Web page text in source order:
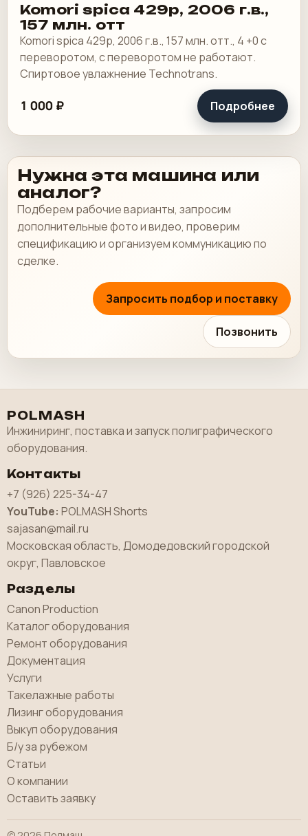
Komori spica 429p, 2006 г.в.,
157 млн. отт
Komori spica 429p, 2006 г.в., 157 млн. отт., 4 +0 с
переворотом, с переворотом не работают.
Спиртовое увлажнение Technotrans.
1 000 ₽ Подробнее
Нужна эта машина или
аналог?
Подберем рабочие варианты, запросим
дополнительные фото и видео, проверим
спецификацию и организуем коммуникацию по
сделке.
Запросить подбор и поставку
Позвонить
POLMASH
Инжиниринг, поставка и запуск полиграфического
оборудования.
Контакты
+7 (926) 225-34-47
YouTube: POLMASH Shorts
sajasan@mail.ru
Московская область, Домодедовский городской
округ, Павловское
Разделы
Canon Production
Каталог оборудования
Ремонт оборудования
Документация
Услуги
Такелажные работы
Лизинг оборудования
Выкуп оборудования
Б/у за рубежом
Статьи
О компании
Оставить заявку